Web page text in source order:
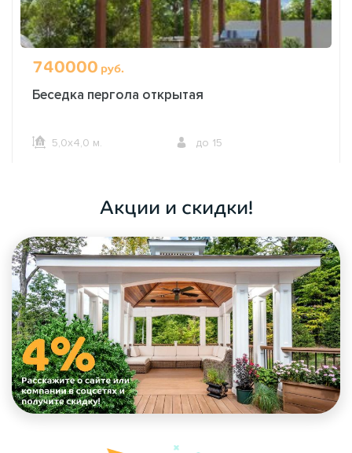
опыт в производстве беседок;
Гарантия на любую беседку — 5 лет!
740000 руб.
Беседка пергола открытая
5,0х4,0 м. до 15
Акции и скидки!